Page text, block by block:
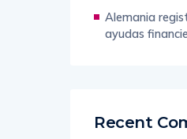
Alemania
ayudas
Recent